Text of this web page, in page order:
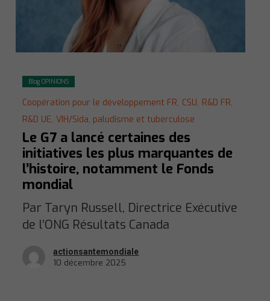
Blog OPINIONS
Coopération pour le développement FR, CSU, R&D FR,
R&D UE, VIH/Sida, paludisme et tuberculose
Le G7 a lancé certaines des
initiatives les plus marquantes de
l’histoire, notamment le Fonds
mondial
Par Taryn Russell, Directrice Exécutive
de l’ONG Résultats Canada
actionsantemondiale
10 décembre 2025